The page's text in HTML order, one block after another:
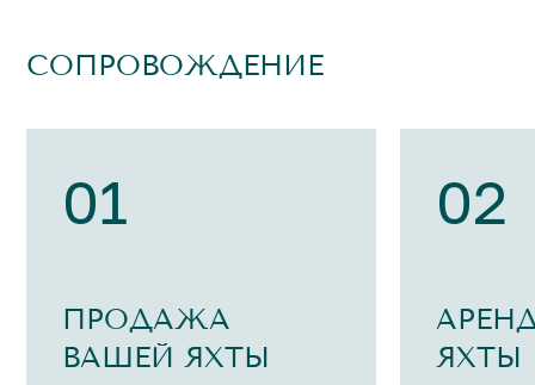
СОПРОВОЖДЕНИЕ
01
ПРОДАЖА
ВАШЕЙ ЯХТЫ
02
ЯХТЫ